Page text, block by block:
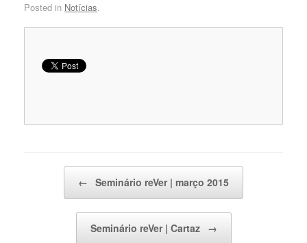
Posted in Notícias.
← Seminário reVer | março 2015
Seminário reVer | Cartaz →